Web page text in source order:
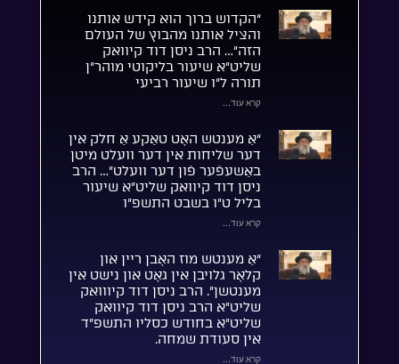
“הקדוש ברוך הוא קידש אותנו
והציל אותנו מהבוץ של העולם
הזה”… הרב ניסן דוד קיוואק
שליט”א שיעור בליקוטי מוהר”ן
תורה ל”ו שיעור רביעי
קרא עוד...
“אַ מענטש האָט טאַקע אַ חלק אין
דער שליחות אין דער וועלט מיטן
באַשעפֿער פֿון דער וועלט”… הרב
ניסן דוד קיוואק שליט”א שיעור
בליל ט”ו בשבט התשפ”ו
קרא עוד...
“אַ מענטש מוז האָבן ריין און
קלאָר גלויבן אין גאָט און נישט אין
מענטשן”. הרב ניסן דוד קיווואק
שליט”א הרב ניסן דוד קיוואק
שליט”א בחודש כסליו התשפ”ד
אין סעודת שמחה.
קרא עוד...